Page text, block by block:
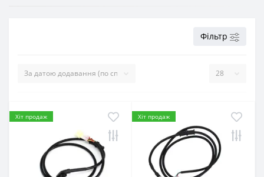
Фільтр
Хіт продаж Хіт продаж